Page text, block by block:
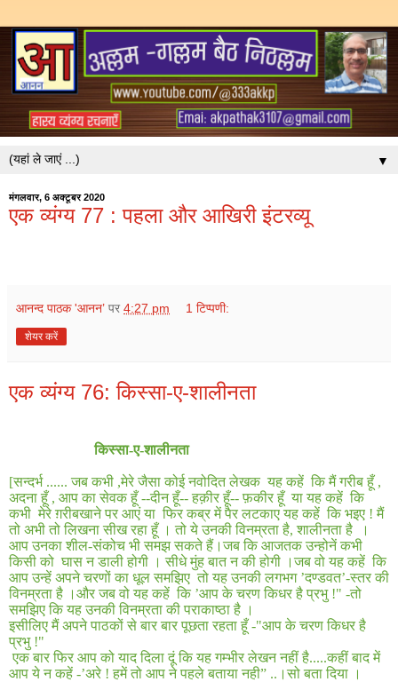
▼
मंगलवार, 6 अक्टूबर 2020
एक व्यंग्य 77 : पहला और आखिरी इंटरव्यू
आनन्द पाठक 'आनन’ पर 4:27 pm 1 टिप्पणी:
शेयर करें
एक व्यंग्य 76: किस्सा-ए-शालीनता
किस्सा-ए-शालीनता
[सन्दर्भ ......जब कभी ,मेरे जैसा कोई नवोदित लेखक यह कहें कि मैं गरीब हूँ ,
अदना हूँ , आप का सेवक हूँ --दीन हूँ-- हक़ीर हूँ-- फ़कीर हूँ या यह कहें कि
कभी मेरे ग़रीबखाने पर आएं या फिर कब्र में पैर लटकाए यह कहें कि भइए ! मैं
तो अभी तो लिखना सीख रहा हूँ । तो ये उनकी विनम्रता है,शालीनता है
।
आप उनका शील-संकोच भी समझ सकते हैं।जब कि आजतक उन्होनें कभी
किसी को घास न डाली होगी । सीधे मुंह बात न की होगी ।जब वो यह कहें कि
आप उन्हें अपने चरणों का धूल समझिए तो यह उनकी लगभग ’दण्डवत’-स्तर की
विनम्रता है ।और जब वो यह कहें कि ’आप के चरण किधर है प्रभु !" -तो
समझिए कि यह उनकी विनम्रता की पराकाष्ठा है ।
इसीलिए मैं अपने पाठकों से बार बार पूछता रहता हूँ -"आप के चरण किधर है
प्रभु !"
एक बार फिर आप को याद दिला दूं कि यह गम्भीर लेखन नहीं है.....कहीं बाद में
आप ये न कहें -’अरे !हमें तो आप ने पहले बताया नही” .. ।सो बता दिया ।